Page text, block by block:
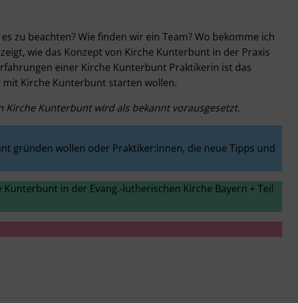
zu beachten? Wie finden wir ein Team? Wo bekomme ich
wie das Konzept von Kirche Kunterbunt in der Praxis
einer Kirche Kunterbunt Praktikerin ist das
Kirche Kunterbunt starten wollen.
Kirche Kunterbunt wird als bekannt vorausgesetzt.
gründen wollen oder Praktiker:innen, die neue Tipps und
in der Evang.-lutherischen Kirche Bayern + Teil